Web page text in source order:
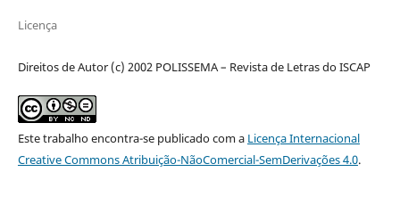
Licença
Direitos de Autor (c) 2002 POLISSEMA – Revista de Letras do ISCAP
Este trabalho encontra-se publicado com a Licença Internacional
Creative Commons Atribuição-NãoComercial-SemDerivações 4.0.